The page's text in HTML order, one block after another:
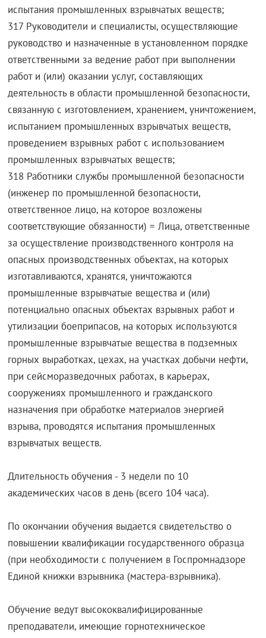
испытания промышленных взрывчатых веществ;
317 Руководители и специалисты, осуществляющие
руководство и назначенные в установленном порядке
ответственными за ведение работ при выполнении
работ и (или) оказании услуг, составляющих
деятельность в области промышленной безопасности,
связанную с изготовлением, хранением, уничтожением,
испытанием промышленных взрывчатых веществ,
проведением взрывных работ с использованием
промышленных взрывчатых веществ;
318 Работники службы промышленной безопасности
(инженер по промышленной безопасности,
ответственное лицо, на которое возложены
соответствующие обязанности) = Лица, ответственные
за осуществление производственного контроля на
опасных производственных объектах, на которых
изготавливаются, хранятся, уничтожаются
промышленные взрывчатые вещества и (или)
потенциально опасных объектах взрывных работ и
утилизации боеприпасов, на которых используются
промышленные взрывчатые вещества в подземных
горных выработках, цехах, на участках добычи нефти,
при сейсморазведочных работах, в карьерах,
сооружениях промышленного и гражданского
назначения при обработке материалов энергией
взрыва, проводятся испытания промышленных
взрывчатых веществ.
Длительность обучения - 3 недели по 10
академических часов в день (всего 104 часа).
По окончании обучения выдается свидетельство о
повышении квалификации государственного образца
(при необходимости с получением в Госпромнадзоре
Единой книжки взрывника (мастера-взрывника).
Обучение ведут высококвалифицированные
преподаватели, имеющие горнотехническое